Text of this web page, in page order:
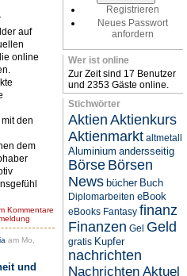
auf
online
den
dem
Kommentare
am Mo,
und
Registrieren
Neues Passwort
anfordern
Wer ist online
Zur Zeit sind 17 Benutzer
und 2353 Gäste online.
Stichwörter
Aktien Aktienkurs
Aktienmarkt altmetall
Aluminium andersseitig
Börse Börsen
News bücher Buch
Diplomarbeiten eBook
eBooks Fantasy finanz
Finanzen Gel Geld
gratis Kupfer
nachrichten
Nachrichten Aktuel